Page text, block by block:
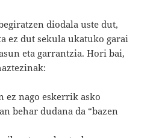
diodala uste dut,
ez dut sekula ukatuko garai
eta garrantzia. Hori bai,
ez nago eskerrik asko
behar dudana da “bazen